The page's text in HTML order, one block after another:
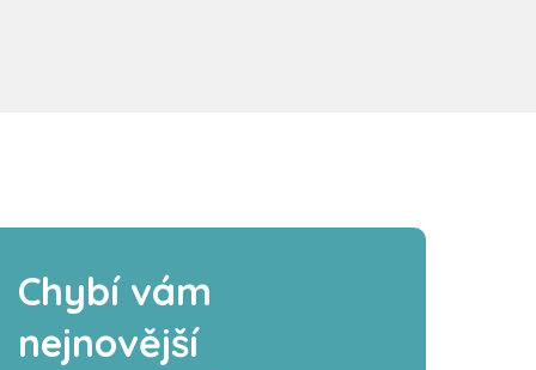
Chybí vám
nejnovější